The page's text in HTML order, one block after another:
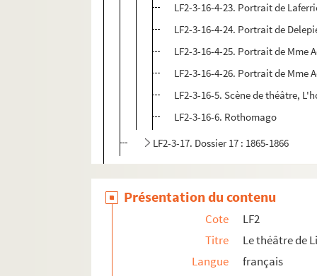
LF2-3-16-4-23. Portrait de
LF2-3-16-4-24. Portrait de
LF2-3-16-4-25. Portrait de Mme
LF2-3-16-4-26. Portrait de Mme
LF2-3-16-5. Scène de théâtre,
LF2-3-16-6. Rothomago
LF2-3-17. Dossier 17 : 1865-1866
LF2-5. Documents sur le théâtre de Lille
LF2-6. Documents sur le théâtre de Lille
LF2-7. Documents sur le théâtre de Lille
LFK-1. Théâtre de Lille, mémoires,
Présentation du contenu
Cote
LF2
Titre
Le théâtre de
Langue
français